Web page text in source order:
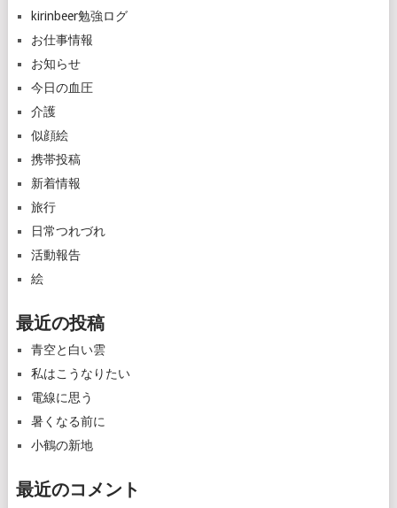
kirinbeer勉強ログ
お仕事情報
お知らせ
今日の血圧
介護
似顔絵
携帯投稿
新着情報
旅行
日常つれづれ
活動報告
絵
最近の投稿
青空と白い雲
私はこうなりたい
電線に思う
暑くなる前に
小鶴の新地
最近のコメント